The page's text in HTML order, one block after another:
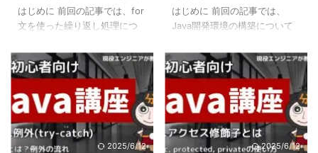
はじめに 前回の記事では、for
文を使った繰り返し処理につ
は、while文を使った繰り返し
処理について紹介します。
while文を使った繰り返し処理
while文とは、条件が成立して
いる間、処理を繰り返し実行
する制御文です。for文との違
いは、繰り返しの回数があら
はじめに 前回の記事では、
Java開発環境の構築について
Javaの変数について紹介して
います。 Javaの変数 変数とは
数値や文字などを格納してお
く箱のようなものです。 この
数値や文字などを格納する箱
のようなものを「変数」と呼
び、「変数」を使う前には
2025/6/12 2025/6/12